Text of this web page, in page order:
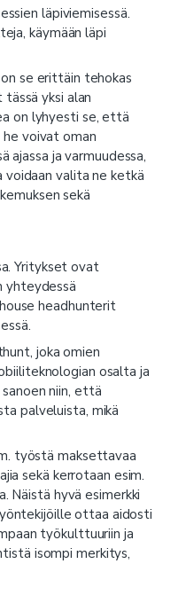
läpiviemisessä.
käymään läpi
se erittäin tehokas
yksi alan
on lyhyesti se, että
voivat oman
ja varmuudessa,
voidaan valita ne ketkä
sekä
Yritykset ovat
yhteydessä
headhunterit
joka omien
osalta ja
niin, että
palveluista, mikä
työstä maksettavaa
sekä kerrotaan esim.
Näistä hyvä esimerkki
ottaa aidosti
työkulttuuriin ja
isompi merkitys,